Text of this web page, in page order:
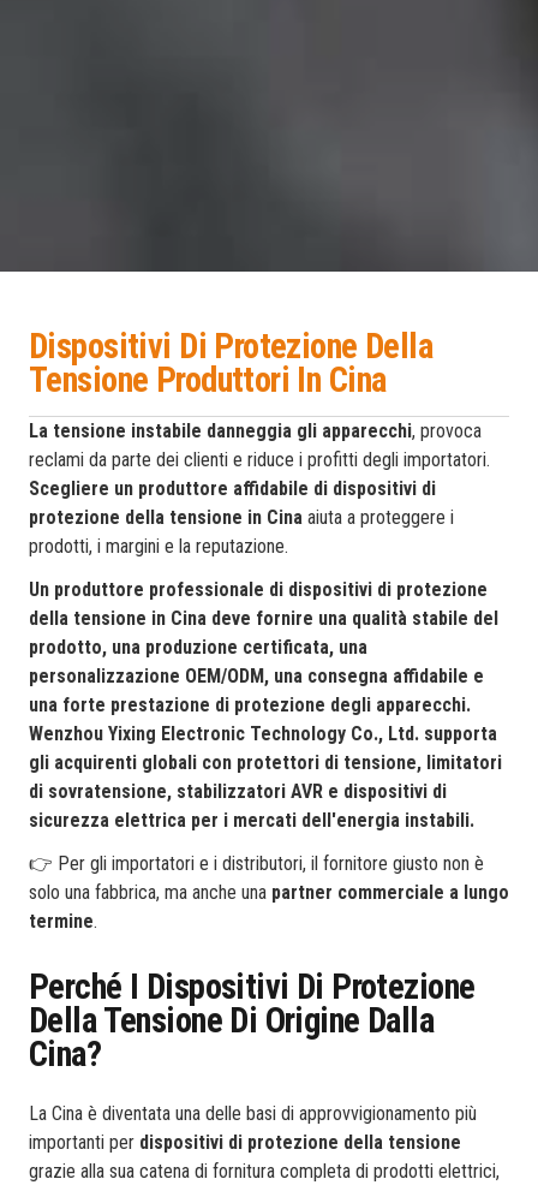
Dispositivi Di Protezione Della
Tensione Produttori In Cina
La tensione instabile danneggia gli apparecchi, provoca
reclami da parte dei clienti e riduce i profitti degli importatori.
Scegliere un produttore affidabile di dispositivi di
protezione della tensione in Cina aiuta a proteggere i
prodotti, i margini e la reputazione.
Un produttore professionale di dispositivi di protezione
della tensione in Cina deve fornire una qualità stabile del
prodotto, una produzione certificata, una
personalizzazione OEM/ODM, una consegna affidabile e
una forte prestazione di protezione degli apparecchi.
Wenzhou Yixing Electronic Technology Co., Ltd. supporta
gli acquirenti globali con protettori di tensione, limitatori
di sovratensione, stabilizzatori AVR e dispositivi di
sicurezza elettrica per i mercati dell'energia instabili.
👉 Per gli importatori e i distributori, il fornitore giusto non è
solo una fabbrica, ma anche una partner commerciale a lungo
termine.
Perché I Dispositivi Di Protezione
Della Tensione Di Origine Dalla
Cina?
La Cina è diventata una delle basi di approvvigionamento più
importanti per dispositivi di protezione della tensione
grazie alla sua catena di fornitura completa di prodotti elettrici,